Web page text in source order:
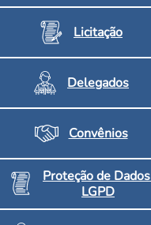
Licitação
Delegados
Convênios
Proteção de Dados
LGPD